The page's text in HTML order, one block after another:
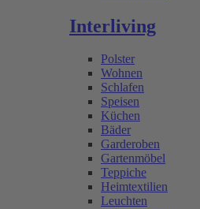
Interliving
Polster
Wohnen
Schlafen
Speisen
Küchen
Bäder
Garderoben
Gartenmöbel
Teppiche
Heimtextilien
Leuchten